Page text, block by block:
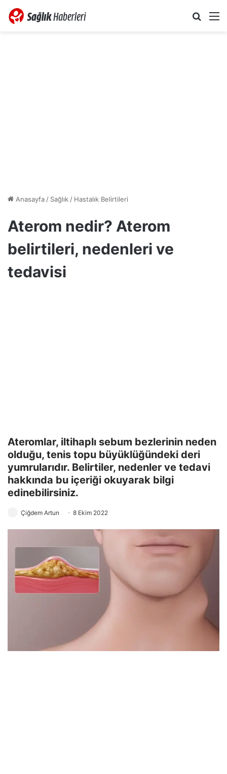
Anasayfa/ Sağlık/ Hastalık Belirtileri
Aterom nedir? Aterom
belirtileri, nedenleri ve
tedavisi
Ateromlar, iltihaplı sebum bezlerinin neden
olduğu, tenis topu büyüklüğündeki deri
yumrularıdır. Belirtiler, nedenler ve tedavi
hakkında bu içeriği okuyarak bilgi
edinebilirsiniz.
Çiğdem Artun 8 Ekim 2022